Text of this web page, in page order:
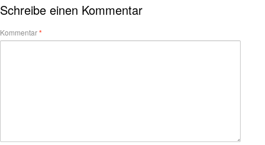
Schreibe einen Kommentar
Kommentar*